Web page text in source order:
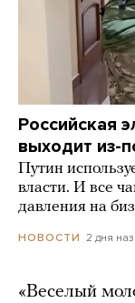
Российская
выходит из-
Путин
власти. И все
давления на
НОВОСТИ 2 дня
«Веселый